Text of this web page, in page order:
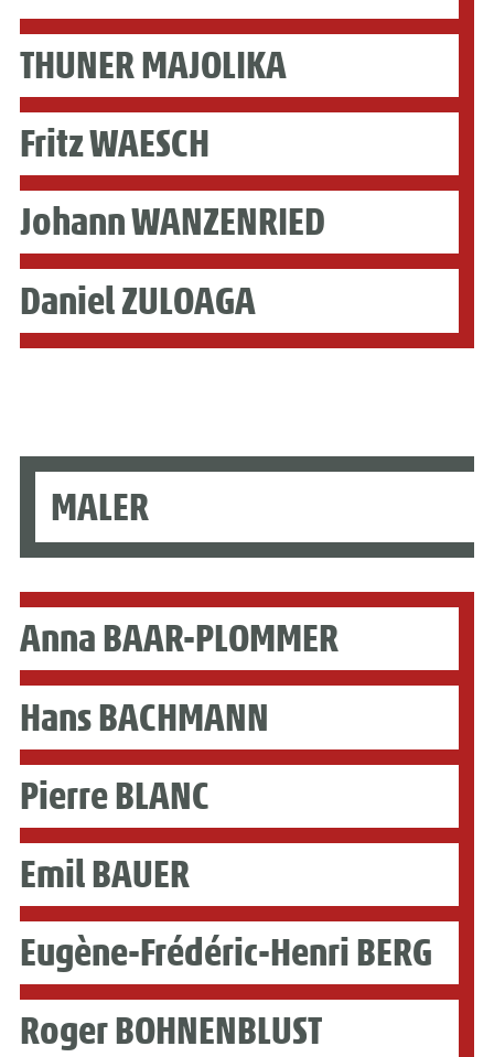
THUNER MAJOLIKA
Fritz WAESCH
Johann WANZENRIED
Daniel ZULOAGA
MALER
Anna BAAR-PLOMMER
Hans BACHMANN
Pierre BLANC
Emil BAUER
Eugène-Frédéric-Henri BERG
Roger BOHNENBLUST